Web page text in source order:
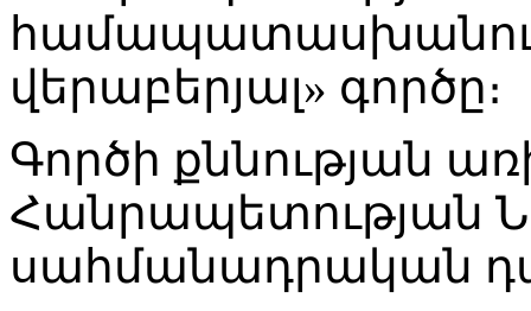
վերաբերյալ» գործը։
Գործի քննության
Հանրապետության
սահմանադրական